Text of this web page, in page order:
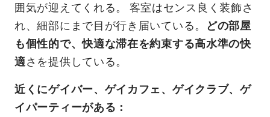
囲気が迎えてくれる。 客室はセンス良く装飾さ
れ、細部にまで目が行き届いている。
どの部屋
も個性的で、快適な滞在を約束する高水準の快
適さを提供している。
近くにゲイバー、ゲイカフェ、ゲイクラブ、ゲ
イパーティーがある：